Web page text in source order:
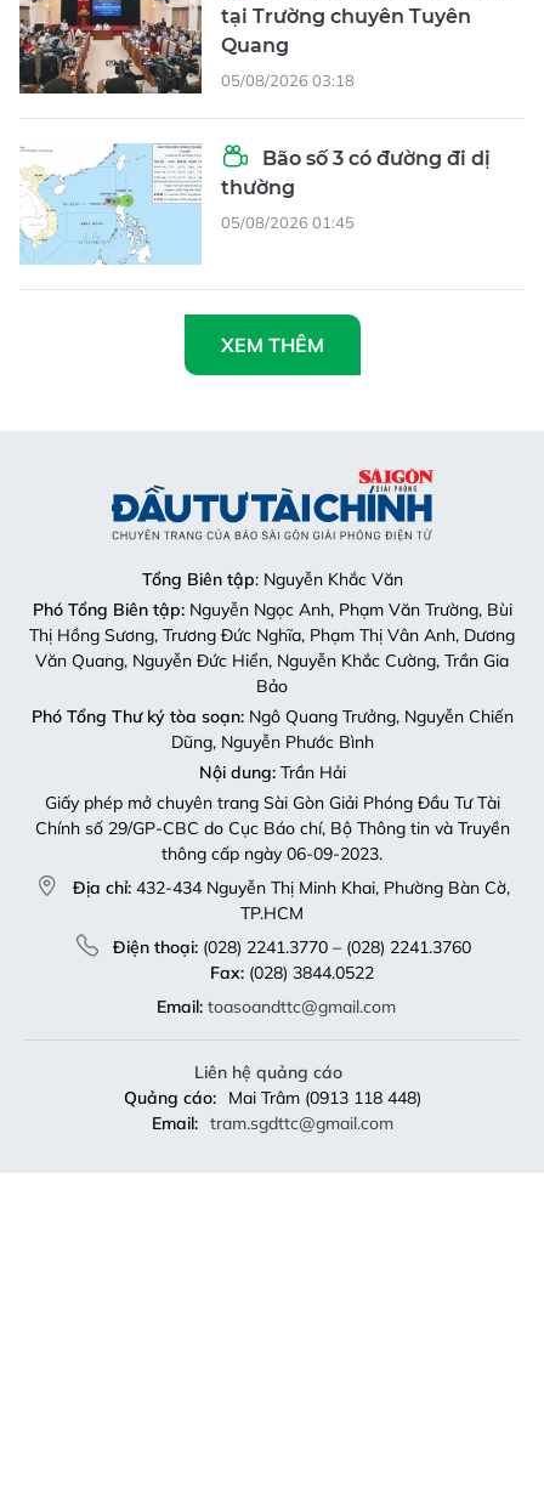
tại Trường chuyên Tuyên
Quang
05/08/2026 03:18
Bão số 3 có đường đi dị
thường
05/08/2026 01:45
XEM THÊM
Tổng Biên tập: Nguyễn Khắc Văn
Phó Tổng Biên tập:Nguyễn Ngọc Anh, Phạm Văn Trường, Bùi
Thị Hồng Sương, Trương Đức Nghĩa, Phạm Thị Vân Anh, Dương
Văn Quang, Nguyễn Đức Hiển, Nguyễn Khắc Cường, Trần Gia
Bảo
Phó Tổng Thư ký tòa soạn:Ngô Quang Trưởng, Nguyễn Chiến
Dũng, Nguyễn Phước Bình
Nội dung:Trần Hải
Giấy phép mở chuyên trang Sài Gòn Giải Phóng Đầu Tư Tài
Chính số 29/GP-CBC do Cục Báo chí, Bộ Thông tin và Truyền
thông cấp ngày 06-09-2023.
Địa chỉ: 432-434 Nguyễn Thị Minh Khai, Phường Bàn Cờ,
TP.HCM
Điện thoại:(028) 2241.3770 – (028) 2241.3760
Fax:(028) 3844.0522
Email: toasoandttc@gmail.com
Liên hệ quảng cáo
Quảng cáo:
Mai Trâm (0913 118 448)
Email: tram.sgdttc@gmail.com